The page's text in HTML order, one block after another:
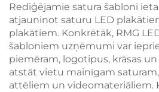
Rediģējamie satura šabloni
atjauninot saturu LED
plakātiem. Konkrētāk, RMG
šabloniem uzņēmumi var
piemēram, logotipus, krāsas
atstāt vietu mainīgam
attēliem un videomateriāliem.